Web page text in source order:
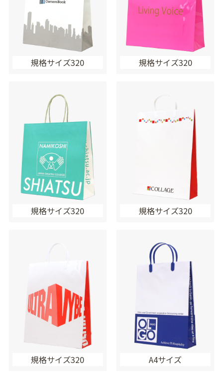
規格サイズ320 規格サイズ320
規格サイズ320 規格サイズ320
規格サイズ320 A4サイズ